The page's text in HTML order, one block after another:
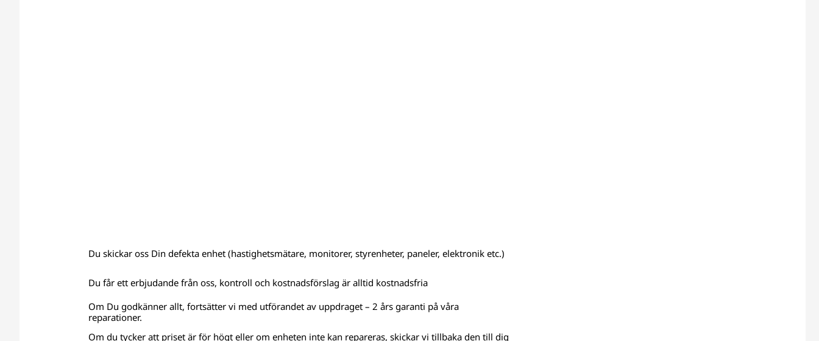
Du skickar oss Din defekta enhet (hastighetsmätare, monitorer, styrenheter, paneler, elektronik etc.)
Du får ett erbjudande från oss, kontroll och kostnadsförslag är alltid kostnadsfria
Om Du godkänner allt, fortsätter vi med utförandet av uppdraget – 2 års garanti på våra
reparationer.
Om du tycker att priset är för högt eller om enheten inte kan repareras, skickar vi tillbaka den till dig